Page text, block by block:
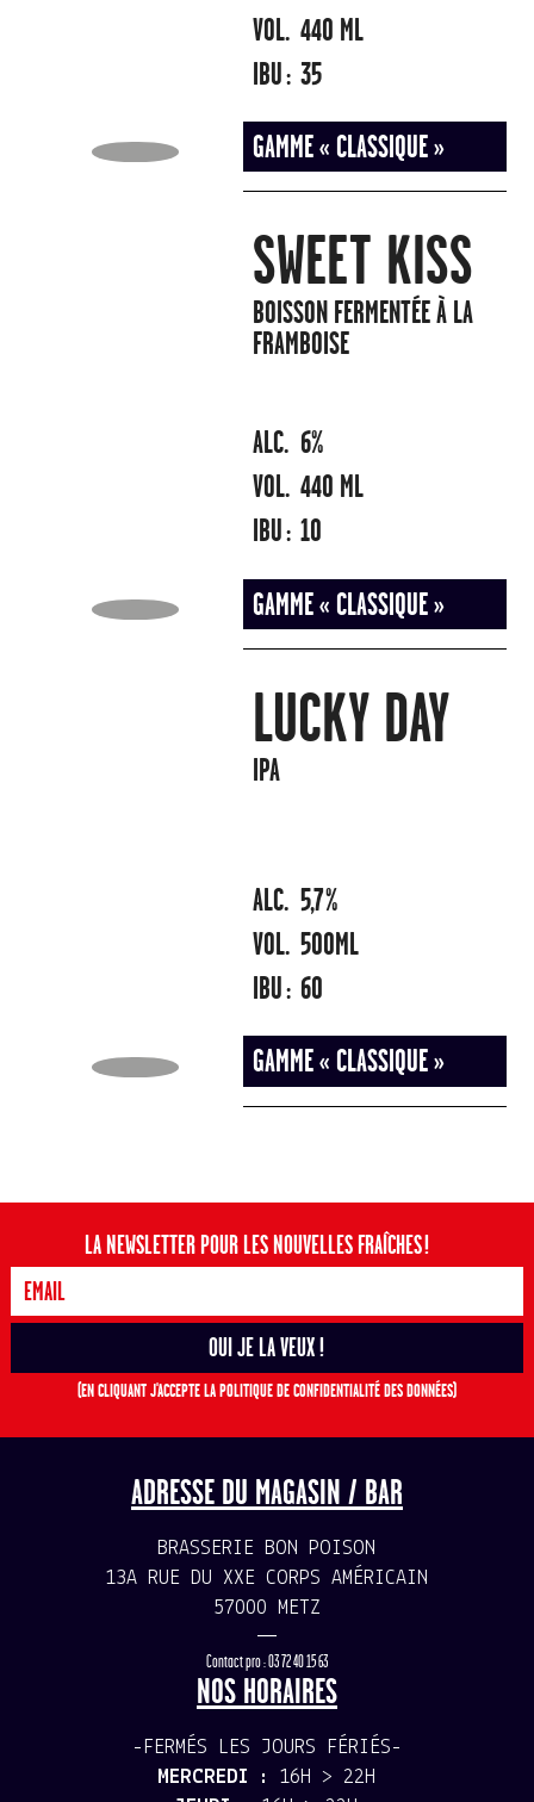
VOL. 440 ML
IBU : 35
GAMME « CLASSIQUE »
SWEET KISS
BOISSON FERMENTÉE À LA
FRAMBOISE
ALC. 6%
VOL. 440 ML
IBU : 10
GAMME « CLASSIQUE »
LUCKY DAY
IPA
ALC. 5,7%
VOL. 500ML
IBU : 60
GAMME « CLASSIQUE »
LA NEWSLETTER POUR LES NOUVELLES FRAÎCHES !
(EN CLIQUANT J'ACCEPTE LA POLITIQUE DE CONFIDENTIALITÉ DES DONNÉES)
ADRESSE DU MAGASIN / BAR
BRASSERIE BON POISON
13A RUE DU XXE CORPS AMÉRICAIN
57000 METZ
—
Contact pro : 03 72 40 15 63
NOS HORAIRES
-FERMÉS LES JOURS FÉRIÉS-
MERCREDI : 16H > 22H